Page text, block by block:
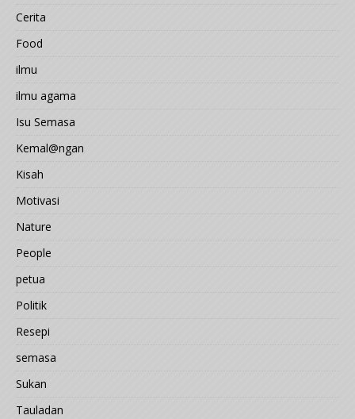
Cerita
Food
ilmu
ilmu agama
Isu Semasa
Kemal@ngan
Kisah
Motivasi
Nature
People
petua
Politik
Resepi
semasa
Sukan
Tauladan